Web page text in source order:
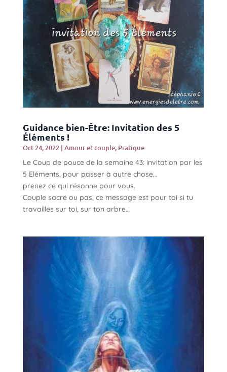
Guidance bien-Être: Invitation des 5
Éléments !
Oct 24, 2022| Amour et couple, Pratique
Le Coup de pouce de la semaine 43: invitation par les
5 Eléments, pour passer à autre chose…
prenez ce qui résonne pour vous.
Couple sacré ou pas, ce message est pour toi si tu
travailles sur toi, sur ton arbre…